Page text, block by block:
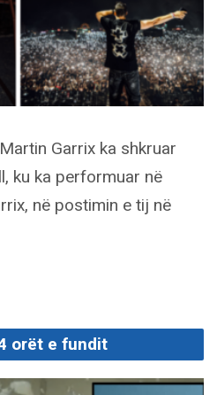
Garrix ka shkruar
ku ka performuar në
në postimin e tij në
orët e fundit